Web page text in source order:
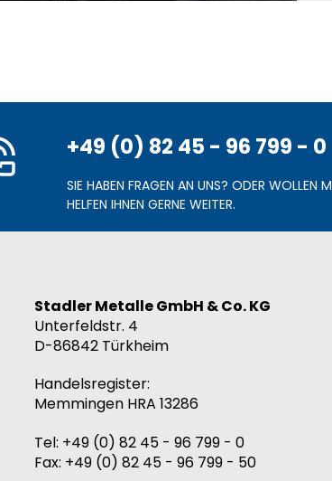
+49 (0) 82 45 - 96 799 - 0
SIE HABEN FRAGEN AN UNS? ODER WOLLEN
HELFEN IHNEN GERNE WEITER.
Stadler Metalle GmbH & Co. KG
Unterfeldstr. 4
D-86842 Türkheim
Handelsregister:
Memmingen HRA 13286
Tel: +49 (0) 82 45 - 96 799 - 0
Fax: +49 (0) 82 45 - 96 799 - 50